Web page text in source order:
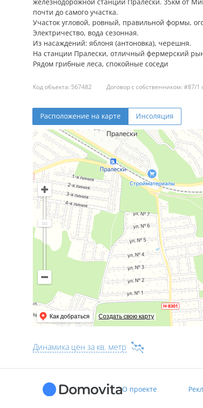
почти до самого участка.
Участок угловой, ровный, правильной формы,
Электричество, вода сезонная.
Из насаждений: яблоня (антоновка), черешня.
На станции Пралески, отличный фермерский
Рядом грибные леса, спокойные соседи
Код объекта: 567482 Договор с собственником: #87/1
Расположение на карте Инсоляция
Как добраться Создать свою карту
Динамика цен за кв. метр
О проекте